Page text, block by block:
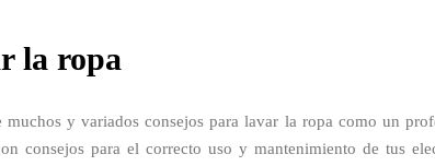
la ropa
y variados consejos para lavar la ropa como un
consejos para el correcto uso y mantenimiento de tus